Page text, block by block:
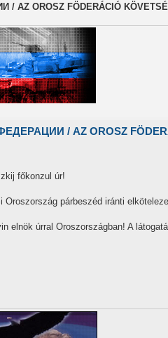
OROSZ FÖDERÁCIÓ
/ AZ OROSZ
főkonzul úr!
párbeszéd iránti
elnök úrral Oroszországban! A